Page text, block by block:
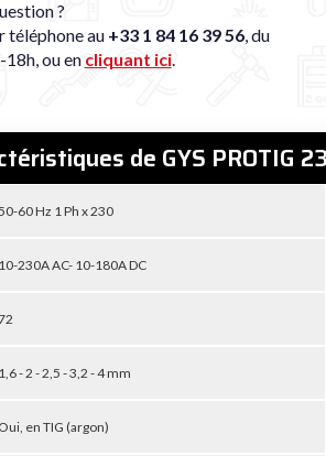
?
téléphone au +33 1 84 16 39 56, du
ou en cliquant ici.
de GYS PROTIG
60 Hz 1 Ph x 230
10-230A AC- 10-180A DC
1,6 - 2 - 2,5 - 3,2 - 4 mm
Oui, en TIG (argon)